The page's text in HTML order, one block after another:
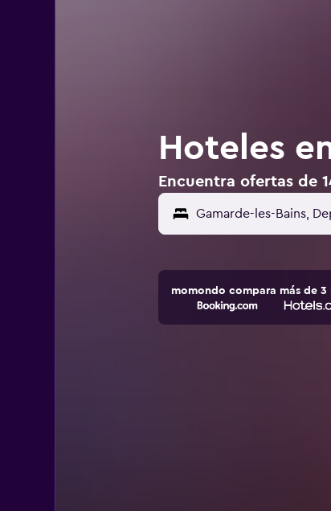
Hoteles
Encuentra ofertas de
momondo compara más de